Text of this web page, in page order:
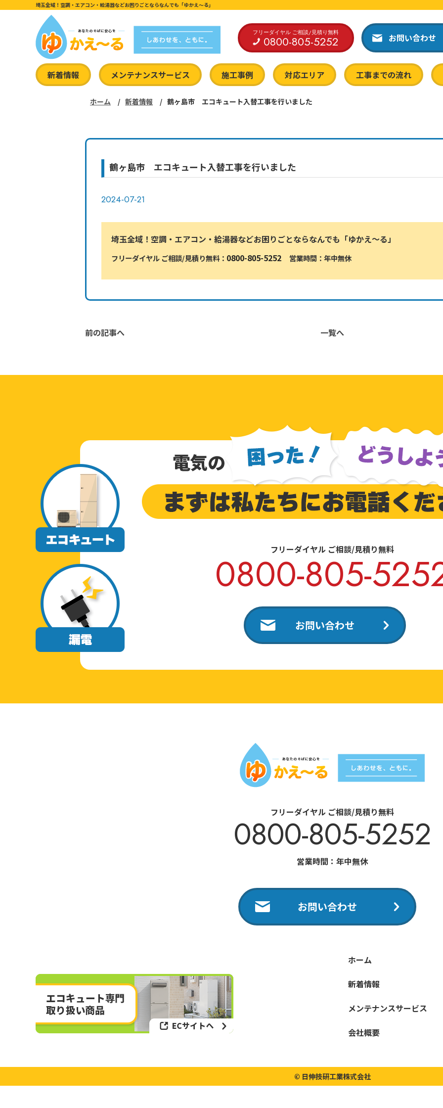
埼玉全域！空調・エアコン・給湯器などお困りごとならなんでも「ゆかえ〜る」
フリーダイヤル ご相談/見積り無料
0800-805-5252 お問い合わせ
新着情報 メンテナンスサービス 施工事例 対応エリア 工事までの流れ
ホーム 新着情報 鶴ヶ島市 エコキュート入替工事を行いました
鶴ヶ島市 エコキュート入替工事を行いました
2024-07-21
埼玉全域！空調・エアコン・給湯器などお困りごとならなんでも「ゆかえ〜る」
フリーダイヤル ご相談/見積り無料： 0800-805-5252 営業時間：年中無休
前の記事へ 一覧へ
フリーダイヤル ご相談/見積り無料
0800-805-
お問い合わせ
フリーダイヤル ご相談/見積り無料
0800-805-5252
営業時間：年中無休
お問い合わせ
ホーム
新着情報
メンテナンスサービス
会社概要
© 日伸技研工業株式会社